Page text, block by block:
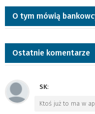
O tym mówią
Ostatnie komentarze
SK:
Ktoś już to ma w